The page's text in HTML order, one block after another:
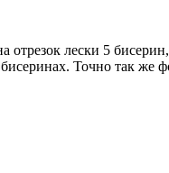
лески 5
Точно так же